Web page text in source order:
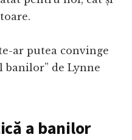
ar putea convinge
banilor” de Lynne
a banilor